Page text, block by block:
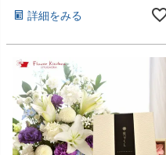
詳細をみる